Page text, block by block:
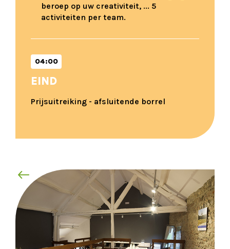
beroep op uw creativiteit, ... 5
activiteiten per team.
04:00
EIND
Prijsuitreiking - afsluitende borrel